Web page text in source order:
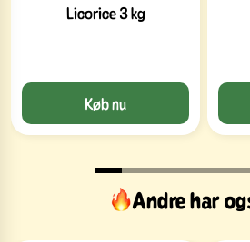
Licorice 3 kg
Køb nu
Andre har